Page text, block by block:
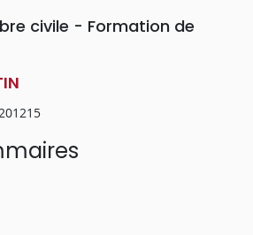
civile - Formation de